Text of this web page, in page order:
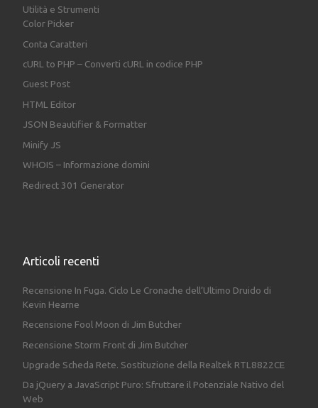
Utilità e Strumenti
Color Picker
Conta Caratteri
cURL to PHP – Converti cURL in codice PHP
Guest Post
HTML Editor
JSON Beautifier & Formatter
Minify JS
WHOIS – Informazione domini
Redirect 301 Generator
Articoli recenti
Recensione In Fuga. Ciclo Le Cronache dell’Ultimo Druido di
Kevin Hearne
Recensione Fool Moon di Jim Butcher
Recensione Storm Front di Jim Butcher
Upgrade Scheda Rete. Sostituzione della Realtek RTL8822CE
Da jQuery a JavaScript Puro: Sfruttare il Potenziale Nativo del
Web